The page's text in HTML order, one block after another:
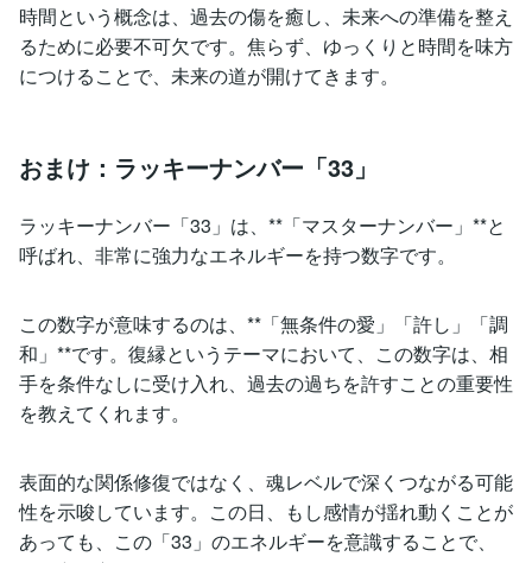
時間という概念は、過去の傷を癒し、未来への準備を整え
るために必要不可欠です。焦らず、ゆっくりと時間を味方
につけることで、未来の道が開けてきます。
おまけ：ラッキーナンバー「33」
ラッキーナンバー「33」は、**「マスターナンバー」**と
呼ばれ、非常に強力なエネルギーを持つ数字です。
この数字が意味するのは、**「無条件の愛」「許し」「調
和」**です。復縁というテーマにおいて、この数字は、相
手を条件なしに受け入れ、過去の過ちを許すことの重要性
を教えてくれます。
表面的な関係修復ではなく、魂レベルで深くつながる可能
性を示唆しています。この日、もし感情が揺れ動くことが
あっても、この「33」のエネルギーを意識することで、